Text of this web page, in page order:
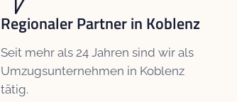
Regionaler Partner in Koblenz
Seit mehr als 24 Jahren sind wir als
Umzugsunternehmen in Koblenz
tätig.